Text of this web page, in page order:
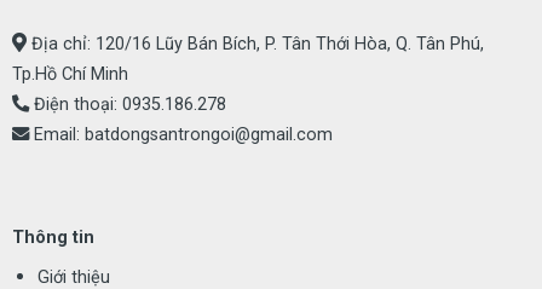
Địa chỉ: 120/16 Lũy Bán Bích, P. Tân Thới Hòa, Q. Tân Phú,
Tp.Hồ Chí Minh
Điện thoại: 0935.186.278
Email: batdongsantrongoi@gmail.com
Thông tin
Giới thiệu